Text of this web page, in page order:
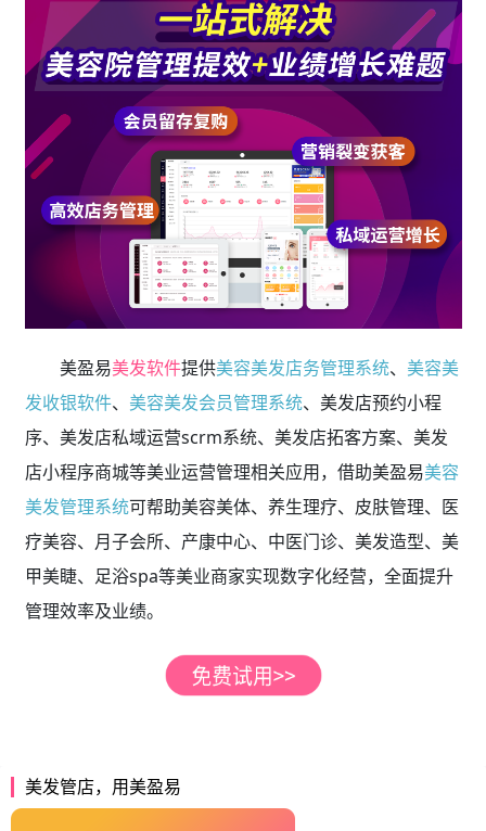
美盈易美发软件提供美容美发店务管理系统、 美容美
发收银软件、 美容美发会员管理系统、美发店预约小程
序、美发店私域运营scrm系统、美发店拓客方案、美发
店小程序商城等美业运营管理相关应用，借助美盈易美容
美发管理系统可帮助美容美体、养生理疗、皮肤管理、医
疗美容、月子会所、产康中心、中医门诊、美发造型、美
甲美睫、足浴spa等美业商家实现数字化经营，全面提升
管理效率及业绩。
美发管店，用美盈易